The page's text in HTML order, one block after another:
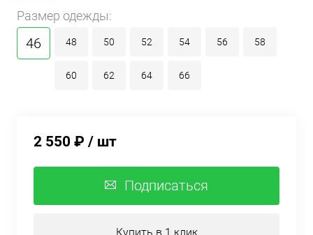
Размер одежды:
46 48 50 52 54 56 58
60 62 64 66
2 550 ₽ / шт
Подписаться